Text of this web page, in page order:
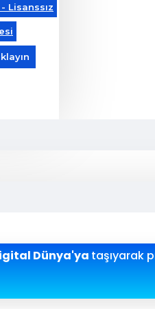
Lisanssız
Dünya'ya taşıyarak